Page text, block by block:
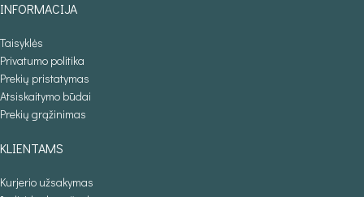
INFORMACIJA
Taisyklės
Privatumo politika
Prekių pristatymas
Atsiskaitymo būdai
Prekių grąžinimas
KLIENTAMS
Kurjerio užsakymas